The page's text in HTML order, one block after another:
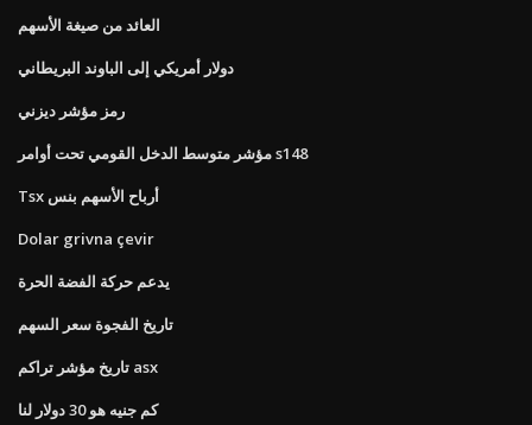
العائد من صيغة الأسهم
دولار أمريكي إلى الباوند البريطاني
رمز مؤشر ديزني
مؤشر متوسط ​​الدخل القومي تحت أوامر s148
Tsx أرباح الأسهم بنس
Dolar grivna çevir
يدعم حركة الفضة الحرة
تاريخ الفجوة سعر السهم
تاريخ مؤشر تراكم asx
كم جنيه هو 30 دولار لنا